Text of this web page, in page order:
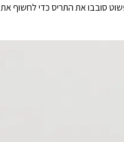
סובבו את התריס כדי לחשוף את